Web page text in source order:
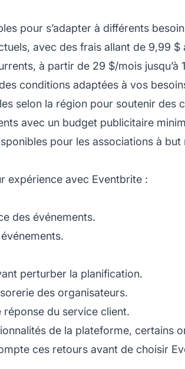
pour s’adapter à différents
avec des frais allant de 9,99 $
à partir de 29 $/mois jusqu’à
conditions adaptées à vos
selon la région pour soutenir des
avec un budget publicitaire
pour les associations à but
expérience avec Eventbrite :
des événements.
perturber la planification.
des organisateurs.
du service client.
de la plateforme, certains
ces retours avant de choisir